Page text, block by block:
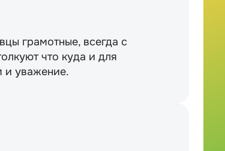
грамотные, всегда с
что куда и для
и уважение.